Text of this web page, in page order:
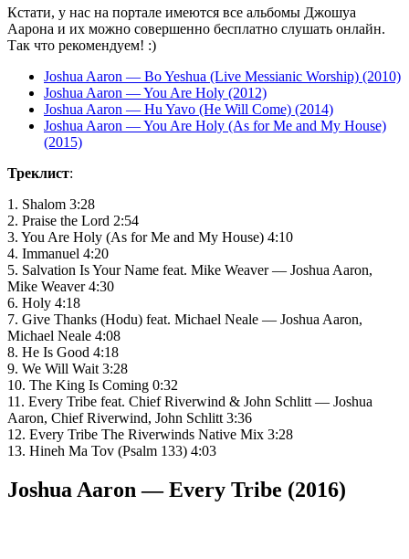
Кстати, у нас на портале имеются все альбомы Джошуа
Аарона и их можно совершенно бесплатно слушать онлайн.
Так что рекомендуем! :)
Joshua Aaron — Bo Yeshua (Live Messianic Worship) (2010)
Joshua Aaron — You Are Holy (2012)
Joshua Aaron — Hu Yavo (He Will Come) (2014)
Joshua Aaron — You Are Holy (As for Me and My House)
(2015)
Треклист:
1. Shalom 3:28
2. Praise the Lord 2:54
3. You Are Holy (As for Me and My House) 4:10
4. Immanuel 4:20
5. Salvation Is Your Name feat. Mike Weaver — Joshua Aaron,
Mike Weaver 4:30
6. Holy 4:18
7. Give Thanks (Hodu) feat. Michael Neale — Joshua Aaron,
Michael Neale 4:08
8. He Is Good 4:18
9. We Will Wait 3:28
10. The King Is Coming 0:32
11. Every Tribe feat. Chief Riverwind & John Schlitt — Joshua
Aaron, Chief Riverwind, John Schlitt 3:36
12. Every Tribe The Riverwinds Native Mix 3:28
13. Hineh Ma Tov (Psalm 133) 4:03
Joshua Aaron — Every Tribe (2016)